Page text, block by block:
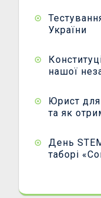
України
нашої
Юрист для
та як
День
таборі